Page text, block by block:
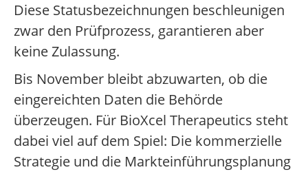
Diese Statusbezeichnungen beschleunigen
zwar den Prüfprozess, garantieren aber
keine Zulassung.
Bis November bleibt abzuwarten, ob die
eingereichten Daten die Behörde
überzeugen. Für BioXcel Therapeutics steht
dabei viel auf dem Spiel: Die kommerzielle
Strategie und die Markteinführungsplanung